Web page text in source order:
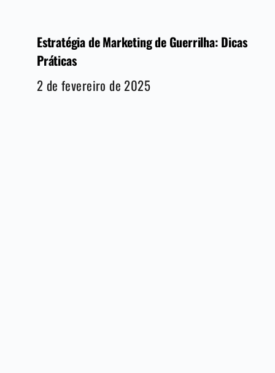
Estratégia de Marketing de Guerrilha: Dicas
Práticas
2 de fevereiro de 2025